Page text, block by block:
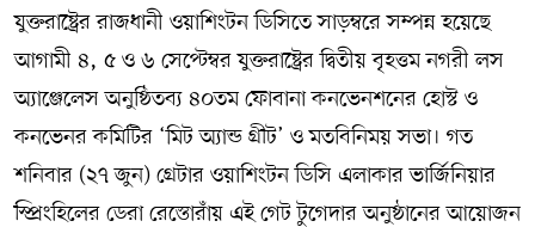
যুক্তরাষ্ট্রের রাজধানী ওয়াশিংটন ডিসিতে সাড়ম্বরে সম্পন্ন হয়েছে
আগামী ৪, ৫ ও ৬ সেপ্টেম্বর যুক্তরাষ্ট্রের দ্বিতীয় বৃহত্তম নগরী লস
অ্যাঞ্জেলেস অনুষ্ঠিতব্য ৪০তম ফোবানা কনভেনশনের হোস্ট ও
কনভেনর কমিটির ‘মিট অ্যান্ড গ্রীট’ ও মতবিনিময় সভা। গত
শনিবার (২৭ জুন) গ্রেটার ওয়াশিংটন ডিসি এলাকার ভার্জিনিয়ার
স্প্রিংহিলের ডেরা রেস্তোরাঁয় এই গেট টুগেদার অনুষ্ঠানের আয়োজন